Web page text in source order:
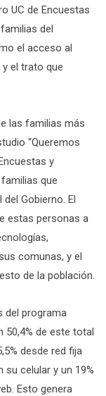
UC de Encuestas
del
el acceso al
el trato que
las familias más
“Queremos
y
que
Gobierno. El
estas personas a
comunas, y el
de la población.
del programa
50,4% de este total
desde red fija
su celular y un 19%
Esto genera